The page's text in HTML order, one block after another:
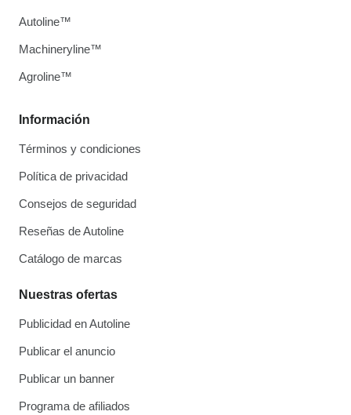
Información
Términos y condiciones
Política de privacidad
Consejos de seguridad
Reseñas de Autoline
Catálogo de marcas
Nuestras ofertas
Publicidad en Autoline
Publicar el anuncio
Publicar un banner
Programa de afiliados
Autoline™
Machineryline™
Agroline™